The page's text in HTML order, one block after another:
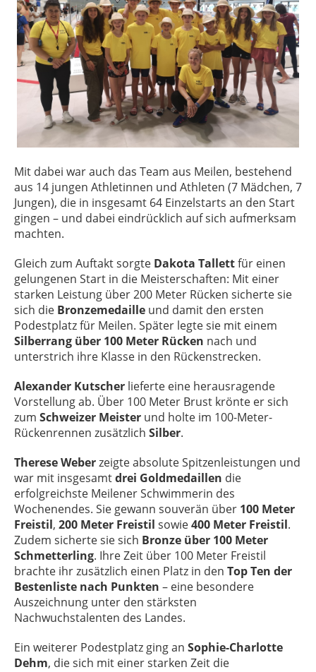
Mit dabei war auch das Team aus Meilen, bestehend
aus 14 jungen Athletinnen und Athleten (7 Mädchen, 7
Jungen), die in insgesamt 64 Einzelstarts an den Start
gingen – und dabei eindrücklich auf sich aufmerksam
machten.
Gleich zum Auftakt sorgte Dakota Tallettfür einen
gelungenen Start in die Meisterschaften: Mit einer
starken Leistung über 200 Meter Rücken sicherte sie
sich die Bronzemedaille und damit den ersten
Podestplatz für Meilen. Später legte sie mit einem
Silberrang über 100 Meter Rücken nach und
unterstrich ihre Klasse in den Rückenstrecken.
Alexander Kutscher lieferte eine herausragende
Vorstellung ab. Über 100 Meter Brust krönte er sich
zum Schweizer Meister und holte im 100-Meter-
Rückenrennen zusätzlich Silber.
Therese Weberzeigte absolute Spitzenleistungen und
war mit insgesamtdrei Goldmedaillen die
erfolgreichste Meilener Schwimmerin des
Wochenendes. Sie gewann souverän über 100 Meter
Freistil, 200 Meter Freistil sowie400 Meter Freistil.
Zudem sicherte sie sich Bronze über 100 Meter
Schmetterling. Ihre Zeit über 100 Meter Freistil
brachte ihr zusätzlich einen Platz in den Top Ten der
Bestenliste nach Punkten – eine besondere
Auszeichnung unter den stärksten
Nachwuchstalenten des Landes.
Ein weiterer Podestplatz ging an Sophie-Charlotte
Dehm, die sich mit einer starken Zeit die